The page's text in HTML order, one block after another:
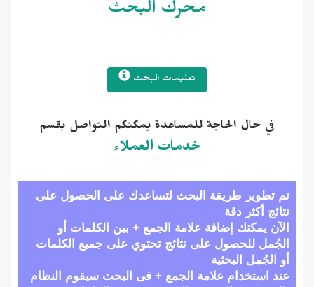
محرك البحث
تعليمات البحث
في حال الحاجة للمساعدة يمكنكم التواصل بقسم
خدمات العملاء
تطوير طريقة البحث لتساعدك على الحصول على
أكثر دقة
يمكنك إضافة علامة الجمع + بين الكلمات أو
للحصول على نتائج تحتوي على جميع الكلمات
الجُمل البحثية
استخدام علامة الجمع + فى البحث سيقوم النظام